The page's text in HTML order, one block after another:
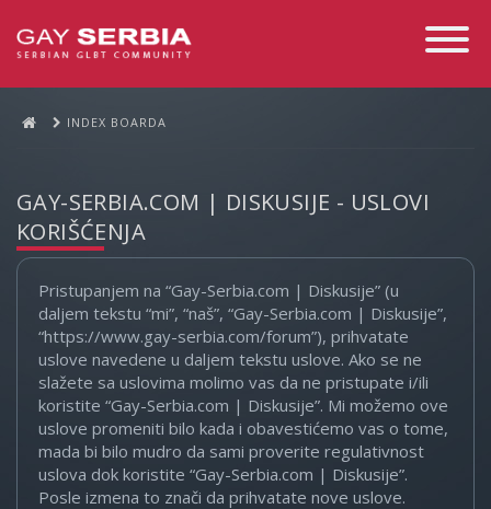
Toggle
INDEX BOARDA
GAY-SERBIA.COM | DISKUSIJE - USLOVI
KORIŠĆENJA
Pristupanjem na “Gay-Serbia.com | Diskusije” (u
daljem tekstu “mi”, “naš”, “Gay-Serbia.com | Diskusije”,
“https://www.gay-serbia.com/forum”), prihvatate
uslove navedene u daljem tekstu uslove. Ako se ne
slažete sa uslovima molimo vas da ne pristupate i/ili
koristite “Gay-Serbia.com | Diskusije”. Mi možemo ove
uslove promeniti bilo kada i obavestićemo vas o tome,
mada bi bilo mudro da sami proverite regulativnost
uslova dok koristite “Gay-Serbia.com | Diskusije”.
Posle izmena to znači da prihvatate nove uslove.